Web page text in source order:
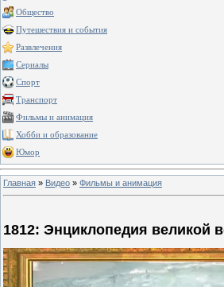
Общество
Путешествия и события
Развлечения
Сериалы
Спорт
Транспорт
Фильмы и анимация
Хобби и образование
Юмор
Главная » Видео » Фильмы и анимация
1812: Энциклопедия великой